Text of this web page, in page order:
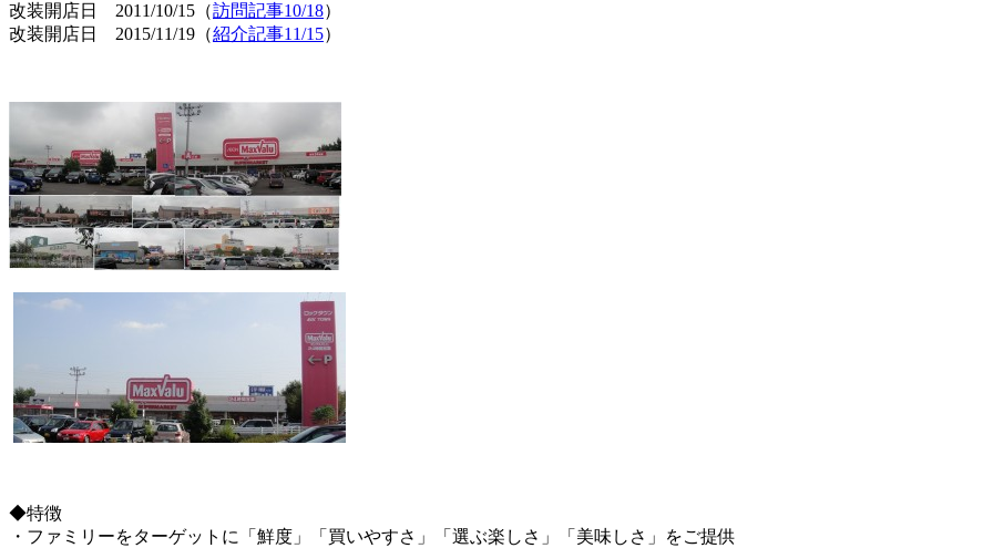
改装開店日 2011/10/15（訪問記事10/18）
改装開店日 2015/11/19（紹介記事11/15）
◆特徴
・ファミリーをターゲットに「鮮度」「買いやすさ」「選ぶ楽しさ」「美味しさ」をご提供